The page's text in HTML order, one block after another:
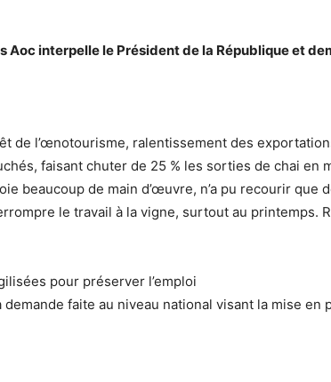
Aoc interpelle le Président de la République et
de l’œnotourisme, ralentissement des
faisant chuter de 25 % les sorties de chai en
beaucoup de main d’œuvre, n’a pu recourir que
le travail à la vigne, surtout au printemps.
pour préserver l’emploi
faite au niveau national visant la mise en